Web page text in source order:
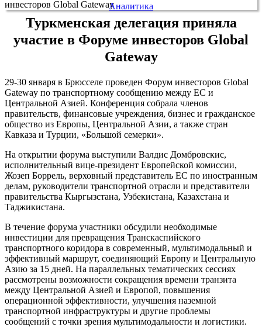
Аналитика
Туркменская делегация приняла
участие в Форуме инвесторов Global
Gateway
29-30 января в Брюсселе проведен Форум инвесторов Global
Gateway по транспортному сообщению между ЕС и
Центральной Азией. Конференция собрала членов
правительств, финансовые учреждения, бизнес и гражданское
общество из Европы, Центральной Азии, а также стран
Кавказа и Турции, «Большой семерки».
На открытии форума выступили Валдис Домбровскис,
исполнительный вице-президент Европейской комиссии,
Жозеп Боррель, верховный представитель ЕС по иностранным
делам, руководители транспортной отрасли и представители
правительства Кыргызстана, Узбекистана, Казахстана и
Таджикистана.
В течение форума участники обсудили необходимые
инвестиции для превращения Транскаспийского
транспортного коридора в современный, мультимодальный и
эффективный маршрут, соединяющий Европу и Центральную
Азию за 15 дней. На параллельных тематических сессиях
рассмотрены возможности сокращения времени транзита
между Центральной Азией и Европой, повышения
операционной эффективности, улучшения наземной
транспортной инфраструктуры и другие проблемы
сообщений с точки зрения мультимодальности и логистики.